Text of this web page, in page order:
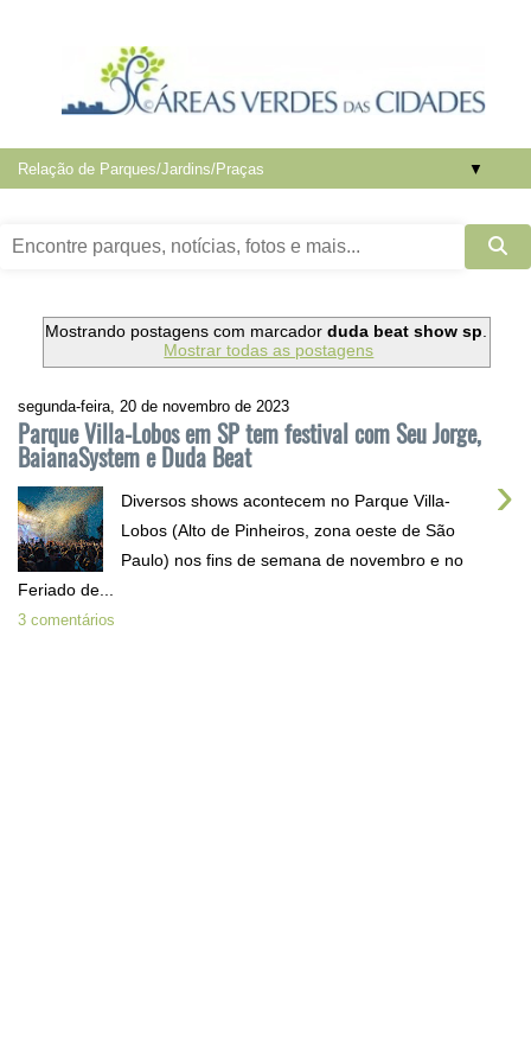
▼
Mostrando postagens com marcador duda beat show sp.
Mostrar todas as postagens
segunda-feira, 20 de novembro de 2023
Parque Villa-Lobos em SP tem festival com Seu Jorge,
BaianaSystem e Duda Beat
›
Diversos shows acontecem no Parque Villa-
Lobos (Alto de Pinheiros, zona oeste de São
Paulo) nos fins de semana de novembro e no
Feriado de...
3 comentários